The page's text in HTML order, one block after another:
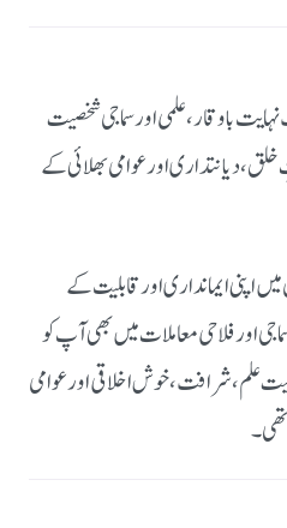
باوقار، علمی اور سماجی شخصیت
دیانتداری اور عوامی بھلائی کے
ایمانداری اور قابلیت کے
اور فلاحی معاملات میں بھی آپ کو
شرافت، خوش اخلاقی اور عوامی